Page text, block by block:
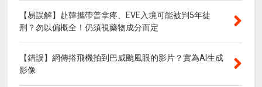
【易誤解】赴韓攜帶普拿疼、EVE入境可能被判5年徒
刑？勿以偏概全！仍須視藥物成分而定
【錯誤】網傳搭飛機拍到巴威颱風眼的影片？實為AI生成
影像